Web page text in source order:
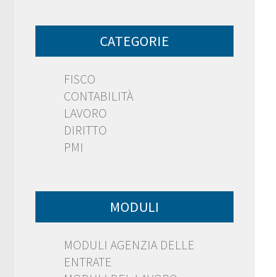
CATEGORIE
FISCO
CONTABILITÀ
LAVORO
DIRITTO
PMI
MODULI
MODULI AGENZIA DELLE
ENTRATE